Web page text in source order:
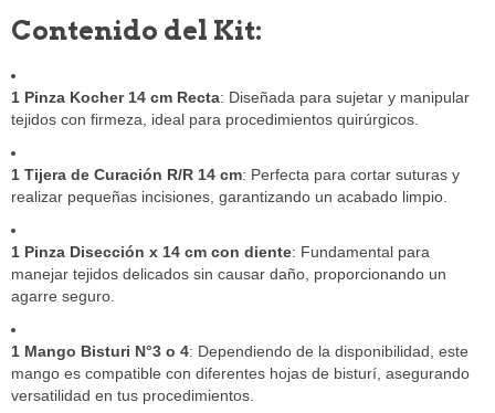
Contenido del Kit:
1 Pinza Kocher 14 cm Recta: Diseñada para sujetar y manipular
tejidos con firmeza, ideal para procedimientos quirúrgicos.
1 Tijera de Curación R/R 14 cm: Perfecta para cortar suturas y
realizar pequeñas incisiones, garantizando un acabado limpio.
1 Pinza Disección x 14 cm con diente: Fundamental para
manejar tejidos delicados sin causar daño, proporcionando un
agarre seguro.
1 Mango Bisturi N°3 o 4: Dependiendo de la disponibilidad, este
mango es compatible con diferentes hojas de bisturí, asegurando
versatilidad en tus procedimientos.